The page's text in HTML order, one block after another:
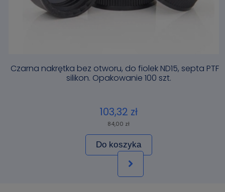
Czarna nakrętka bez otworu, do fiolek ND15, septa
silikon. Opakowanie 100 szt.
103,32 zł
84,00 zł
Do koszyka